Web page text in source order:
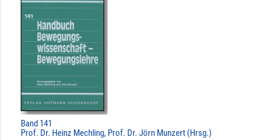
Band 141
Prof. Dr. Heinz Mechling, Prof. Dr. Jörn Munzert (Hrsg.)